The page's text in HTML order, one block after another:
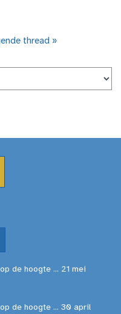
thread »
de hoogte ... 21 mei
de hoogte ... 30 april